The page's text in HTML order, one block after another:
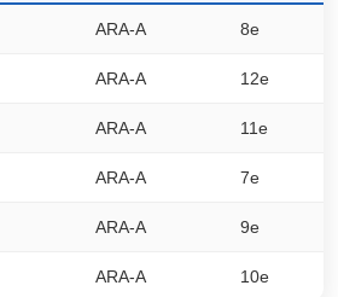
ARA-A 8e
ARA-A 12e
ARA-A 11e
ARA-A 7e
ARA-A 9e
ARA-A 10e